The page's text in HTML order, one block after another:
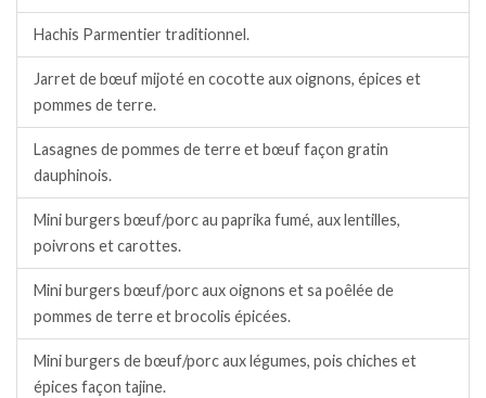
Hachis Parmentier traditionnel.
Jarret de bœuf mijoté en cocotte aux oignons, épices et
pommes de terre.
Lasagnes de pommes de terre et bœuf façon gratin
dauphinois.
Mini burgers bœuf/porc au paprika fumé, aux lentilles,
poivrons et carottes.
Mini burgers bœuf/porc aux oignons et sa poêlée de
pommes de terre et brocolis épicées.
Mini burgers de bœuf/porc aux légumes, pois chiches et
épices façon tajine.